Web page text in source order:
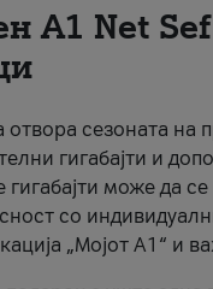
A1 Net
отвора сезоната
гигабајти и
може да
со
„Мојот А1“ и